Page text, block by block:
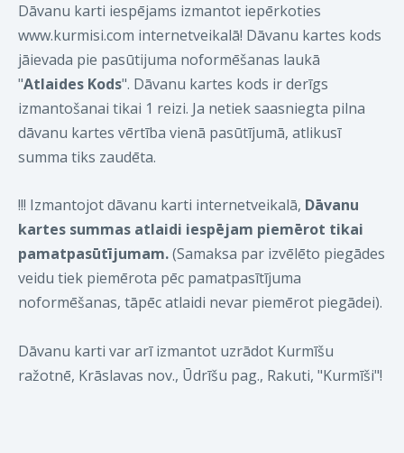
Dāvanu karti iespējams izmantot iepērkoties
www.kurmisi.com internetveikalā! Dāvanu kartes kods
jāievada pie pasūtijuma noformēšanas laukā
"Atlaides Kods". Dāvanu kartes kods ir derīgs
izmantošanai tikai 1 reizi. Ja netiek saasniegta pilna
dāvanu kartes vērtība vienā pasūtījumā, atlikusī
summa tiks zaudēta.
!!! Izmantojot dāvanu karti internetveikalā, Dāvanu
kartes summas atlaidi iespējam piemērot tikai
pamatpasūtījumam.(Samaksa par izvēlēto piegādes
veidu tiek piemērota pēc pamatpasītījuma
noformēšanas, tāpēc atlaidi nevar piemērot piegādei).
Dāvanu karti var arī izmantot uzrādot Kurmīšu
ražotnē, Krāslavas nov., Ūdrīšu pag., Rakuti, "Kurmīši"!